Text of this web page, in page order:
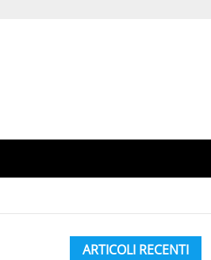
ARTICOLI RECENTI